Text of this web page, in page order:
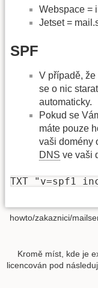
Webspace =
Jetset =
SPF
V případě,
se o nic
automaticky.
Pokud se
máte pouze
vaši domény
DNS ve vaši
TXT "v=spf1
howto/zakaznici/
Kromě míst, kde je
licencován pod